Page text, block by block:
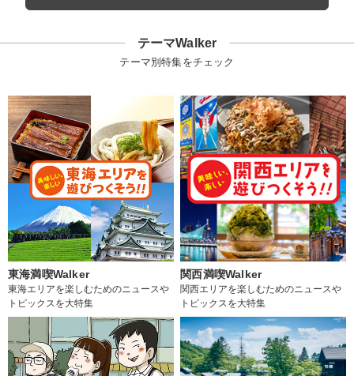
テーマWalker
テーマ別特集をチェック
東海満喫Walker
東海エリアを楽しむためのニュースや
トピックスを大特集
関西満喫Walker
関西エリアを楽しむためのニュースや
トピックスを大特集